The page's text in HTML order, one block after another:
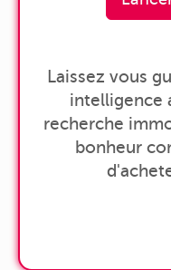
Laissez vous
intelligence
recherche
bonheur